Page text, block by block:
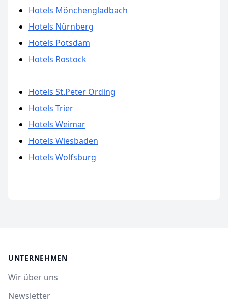
Hotels Mönchengladbach
Hotels Nürnberg
Hotels Potsdam
Hotels Rostock
Hotels St.Peter Ording
Hotels Trier
Hotels Weimar
Hotels Wiesbaden
Hotels Wolfsburg
UNTERNEHMEN
Wir über uns
Newsletter